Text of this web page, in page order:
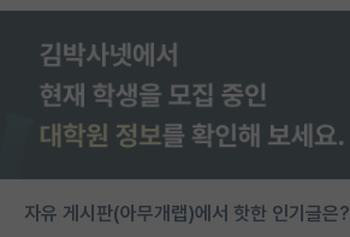
자유 게시판(아무개랩)에서 핫한 인기글은?